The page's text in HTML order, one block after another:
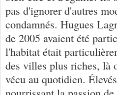
pas d'ignorer d'autres
condamnés. Hugues
de 2005 avaient été
l'habitat était
des villes plus riches, là
vécu au quotidien.